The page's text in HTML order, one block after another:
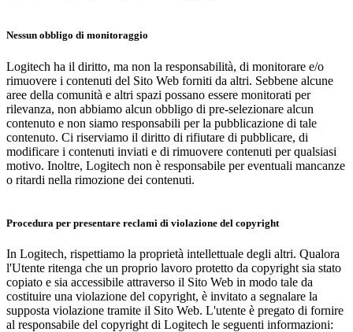
Nessun obbligo di monitoraggio
Logitech ha il diritto, ma non la responsabilità, di monitorare e/o
rimuovere i contenuti del Sito Web forniti da altri. Sebbene alcune
aree della comunità e altri spazi possano essere monitorati per
rilevanza, non abbiamo alcun obbligo di pre-selezionare alcun
contenuto e non siamo responsabili per la pubblicazione di tale
contenuto. Ci riserviamo il diritto di rifiutare di pubblicare, di
modificare i contenuti inviati e di rimuovere contenuti per qualsiasi
motivo. Inoltre, Logitech non è responsabile per eventuali mancanze
o ritardi nella rimozione dei contenuti.
Procedura per presentare reclami di violazione del copyright
In Logitech, rispettiamo la proprietà intellettuale degli altri. Qualora
l'Utente ritenga che un proprio lavoro protetto da copyright sia stato
copiato e sia accessibile attraverso il Sito Web in modo tale da
costituire una violazione del copyright, è invitato a segnalare la
supposta violazione tramite il Sito Web. L'utente è pregato di fornire
al responsabile del copyright di Logitech le seguenti informazioni: